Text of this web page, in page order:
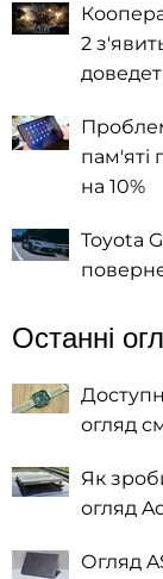
2
пам'яті
на 10%
Toyota
Останні
огляд
Як
огляд
Огляд